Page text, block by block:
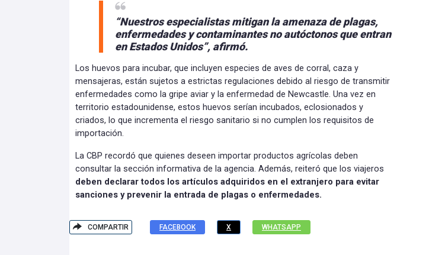
“Nuestros especialistas mitigan la amenaza de plagas,
enfermedades y contaminantes no autóctonos que entran
en Estados Unidos”, afirmó.
Los huevos para incubar, que incluyen especies de aves de corral, caza y
mensajeras, están sujetos a estrictas regulaciones debido al riesgo de transmitir
enfermedades como la gripe aviar y la enfermedad de Newcastle. Una vez en
territorio estadounidense, estos huevos serían incubados, eclosionados y
criados, lo que incrementa el riesgo sanitario si no cumplen los requisitos de
importación.
La CBP recordó que quienes deseen importar productos agrícolas deben
consultar la sección informativa de la agencia. Además, reiteró que los viajeros
deben declarar todos los artículos adquiridos en el extranjero para evitar
sanciones y prevenir la entrada de plagas o enfermedades.
COMPARTIR FACEBOOK X WHATSAPP